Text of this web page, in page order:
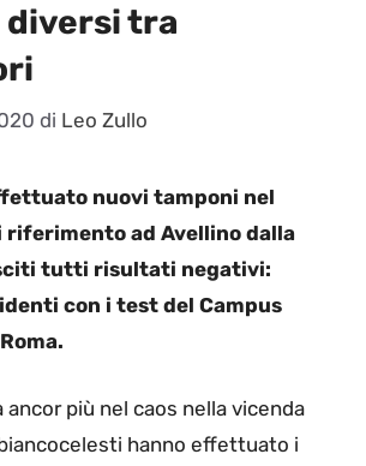
tra
di Leo Zullo
nuovi tamponi nel
riferimento ad Avellino dalla
tutti risultati negativi:
con i test del Campus
ancor più nel caos nella vicenda
hanno effettuato i